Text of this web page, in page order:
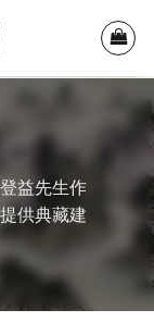
益先生作
供典藏建